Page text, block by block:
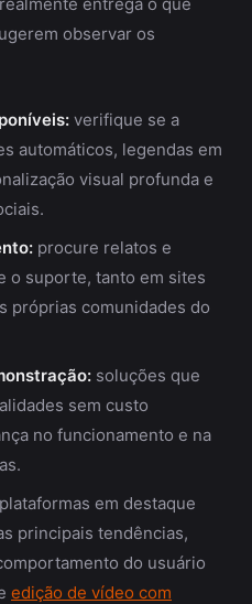
observar os
verifique se a
automáticos, legendas em
visual profunda e
procure relatos e
o suporte, tanto em sites
próprias comunidades do
soluções que
sem custo
no funcionamento e na
plataformas em destaque
principais tendências,
do usuário
edição de vídeo com